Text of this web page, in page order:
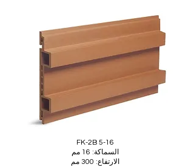
FK-2B 5-16
السماكة: 16 مم
الارتفاع: 300 مم